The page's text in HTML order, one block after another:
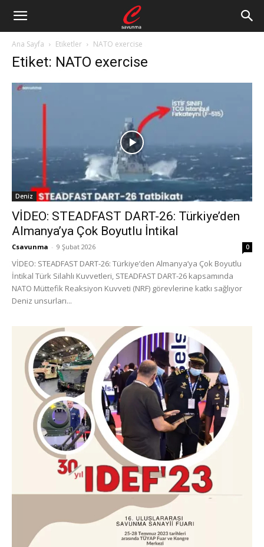
Ana Sayfa Etiketler NATO exercise
Etiket: NATO exercise
Deniz
VİDEO: STEADFAST DART-26: Türkiye’den
Almanya’ya Çok Boyutlu İntikal
Csavunma - 9 Şubat 2026 0
VİDEO: STEADFAST DART-26: Türkiye’den Almanya’ya Çok Boyutlu
İntikal Türk Silahlı Kuvvetleri, STEADFAST DART-26 kapsamında
NATO Müttefik Reaksiyon Kuvveti (NRF) görevlerine katkı sağlıyor
Deniz unsurları...